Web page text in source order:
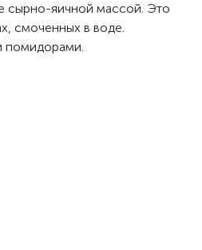
сырно-яичной массой. Это
смоченных в воде.
помидорами.